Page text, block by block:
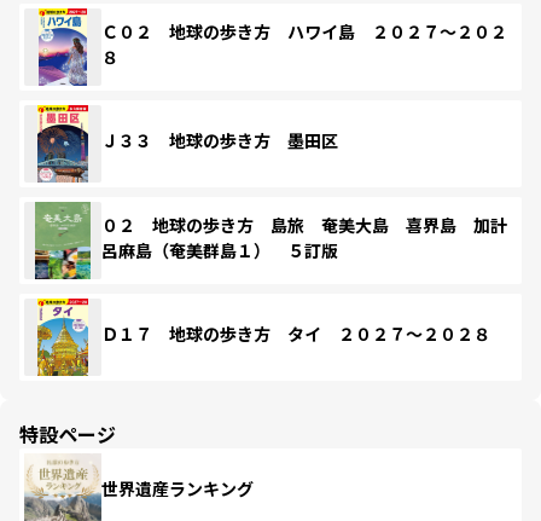
Ｃ０２ 地球の歩き方 ハワイ島 ２０２７～２０２
８
Ｊ３３ 地球の歩き方 墨田区
０２ 地球の歩き方 島旅 奄美大島 喜界島 加計
呂麻島（奄美群島１） ５訂版
Ｄ１７ 地球の歩き方 タイ ２０２７～２０２８
特設ページ
世界遺産ランキング